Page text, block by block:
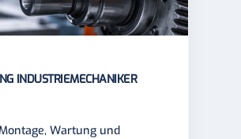
INDUSTRIEMECHANIKER
Wartung und